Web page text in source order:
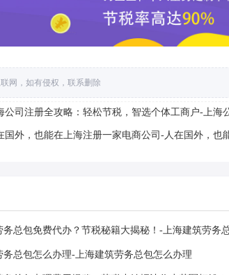
网，如有侵权，联系删除
公司注册全攻略：轻松节税，智选个体工商户-上海
国外，也能在上海注册一家电商公司-人在国外，也
务总包免费代办？节税秘籍大揭秘！-上海建筑劳务
务总包怎么办理-上海建筑劳务总包怎么办理